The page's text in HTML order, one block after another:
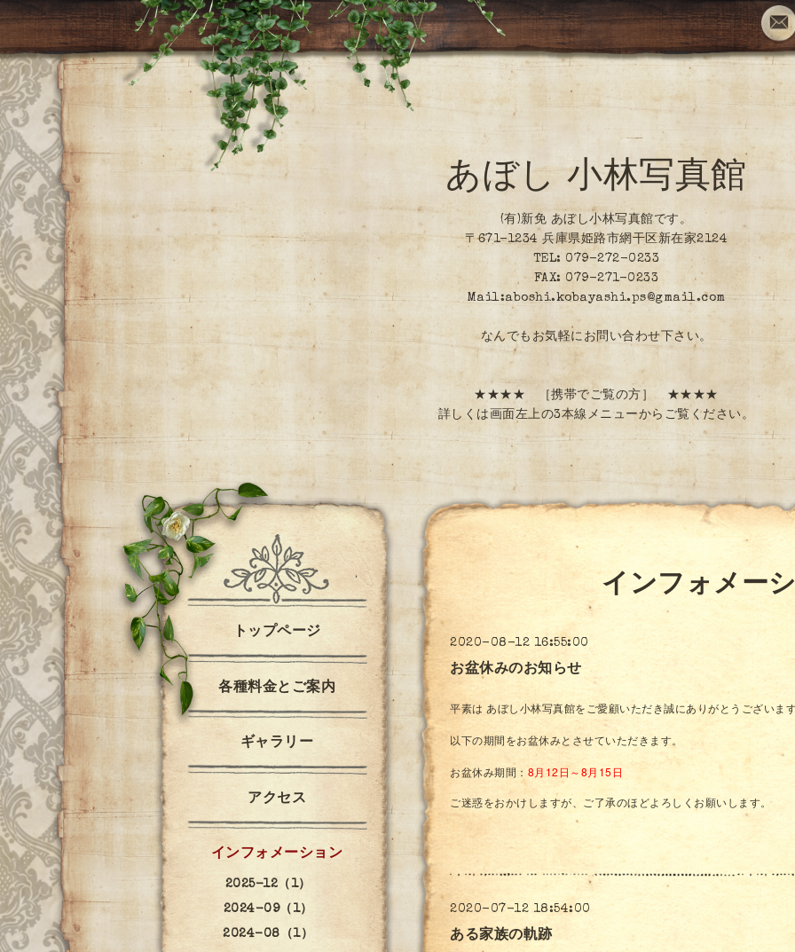
あぼし 小林写真館
(有)新免 あぼし小林写真館です。
〒671-1234 兵庫県姫路市網干区新在家2124
TEL: 079-272-0233
FAX: 079-271-0233
Mail:aboshi.kobayashi.ps@gmail.com
なんでもお気軽にお問い合わせ下さい。
★★★★ ［携帯でご覧の方］ ★★★★
詳しくは画面左上の3本線メニューからご覧ください。
インフォメー
2020-08-12 16:55:00
お盆休みのお知らせ
平素は あぼし小林写真館をご愛顧いただき誠にありがとうございま
以下の期間をお盆休みとさせていただきます。
お盆休み期間： 8月12日～8月15日
ご迷惑をおかけしますが、ご了承のほどよろしくお願いします。
2020-07-12 18:54:00
ある家族の軌跡
トップページ
各種料金とご案内
ギャラリー
アクセス
インフォメーション
2025-12（1）
2024-09（1）
2024-08（1）